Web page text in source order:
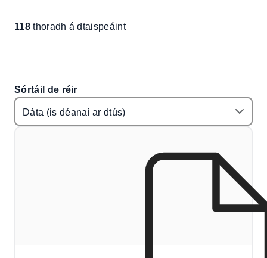
118thoradh á dtaispeáint
Sórtáil de réir